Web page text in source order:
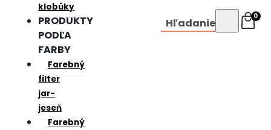
klobúky
PRODUKTY
PODĽA
FARBY
Farebný
filter
jar-
jeseň
Farebný
Hľadanie 0